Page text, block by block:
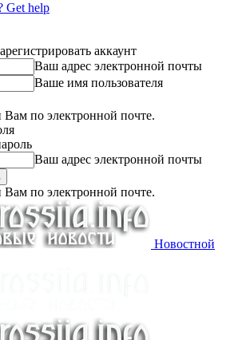
Get help
аккаунт
Ваш адрес электронной почты
Ваше имя пользователя
Вам по электронной почте.
Ваш адрес электронной почты
Вам по электронной почте.
Новостной